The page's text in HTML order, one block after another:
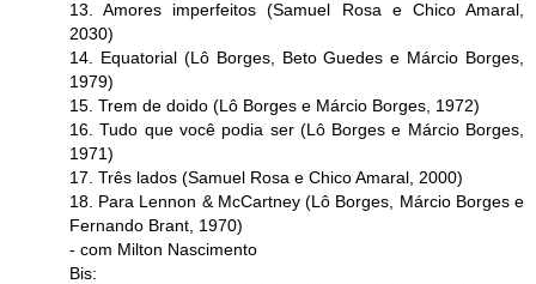
13. Amores imperfeitos (Samuel Rosa e Chico Amaral,
2030)
14. Equatorial (Lô Borges, Beto Guedes e Márcio Borges,
1979)
15. Trem de doido (Lô Borges e Márcio Borges, 1972)
16. Tudo que você podia ser (Lô Borges e Márcio Borges,
1971)
17. Três lados (Samuel Rosa e Chico Amaral, 2000)
18. Para Lennon & McCartney (Lô Borges, Márcio Borges e
Fernando Brant, 1970)
- com Milton Nascimento
Bis: